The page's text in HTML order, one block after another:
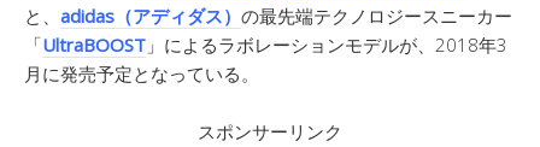
と、 adidas（アディダス） の最先端テクノロジースニーカー
「UltraBOOST 」によるラボレーションモデルが、2018年3
月に発売予定となっている。
スポンサーリンク